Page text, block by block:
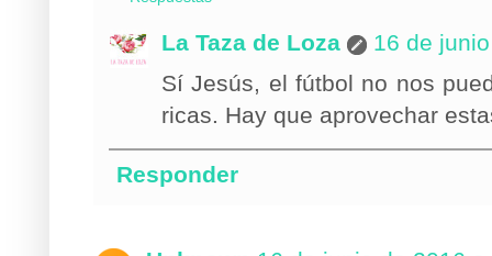
La Taza de Loza
16 de
Sí Jesús, el fútbol no nos
ricas. Hay que aprovechar
Responder